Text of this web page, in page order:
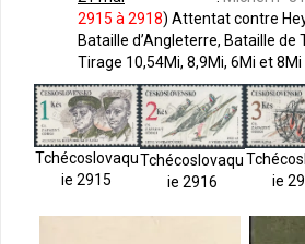
2915 à 2918) Attentat contre
Bataille d’Angleterre, Bataille de
Tirage 10,54Mi, 8,9Mi, 6Mi et 8Mi
Tchécoslovaqu
ie 2915
Tchécoslovaqu
ie 2916
ie